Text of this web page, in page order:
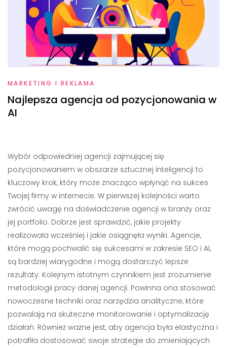
MARKETING I REKLAMA
Najlepsza agencja od pozycjonowania w
AI
Wybór odpowiedniej agencji zajmującej się
pozycjonowaniem w obszarze sztucznej inteligencji to
kluczowy krok, który może znacząco wpłynąć na sukces
Twojej firmy w internecie. W pierwszej kolejności warto
zwrócić uwagę na doświadczenie agencji w branży oraz
jej portfolio. Dobrze jest sprawdzić, jakie projekty
realizowała wcześniej i jakie osiągnęła wyniki. Agencje,
które mogą pochwalić się sukcesami w zakresie SEO i AI,
są bardziej wiarygodne i mogą dostarczyć lepsze
rezultaty. Kolejnym istotnym czynnikiem jest zrozumienie
metodologii pracy danej agencji. Powinna ona stosować
nowoczesne techniki oraz narzędzia analityczne, które
pozwalają na skuteczne monitorowanie i optymalizację
działań. Również ważne jest, aby agencja była elastyczna i
potrafiła dostosować swoje strategie do zmieniających